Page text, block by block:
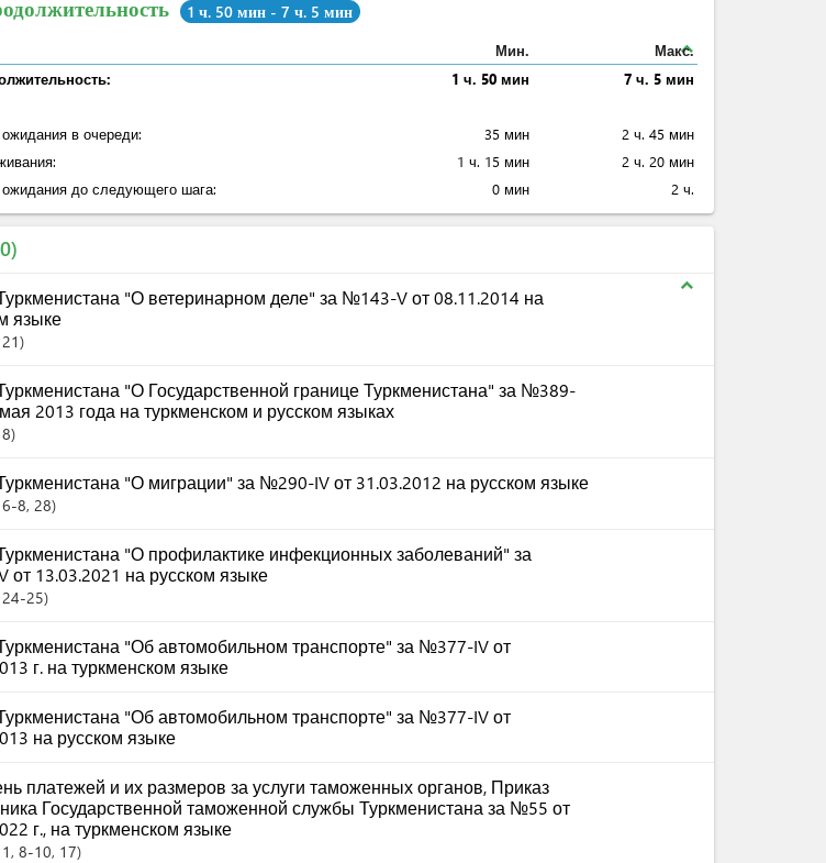
1 ч. 50 мин - 7 ч. 5 мин
expand_less
Мин.
Макс.
1 ч. 50 мин
7 ч. 5 мин
в очереди:
35 мин
2 ч. 45 мин
1 ч. 15 мин
2 ч. 20 мин
ожидания до следующего шага:
0 мин 2 ч.
expand_less
Туркменистана "О ветеринарном деле" за №143-V от 08.11.2014 на
языке
21
Туркменистана "О Государственной границе Туркменистана" за №389-
мая 2013 года на туркменском и русском языках
8
Туркменистана "О миграции" за №290-IV от 31.03.2012 на русском языке
6-8, 28
Туркменистана "О профилактике инфекционных заболеваний" за
от 13.03.2021 на русском языке
24-25
Туркменистана "Об автомобильном транспорте" за №377-IV от
г. на туркменском языке
Туркменистана "Об автомобильном транспорте" за №377-IV от
на русском языке
платежей и их размеров за услуги таможенных органов, Приказ
Государственной таможенной службы Туркменистана за №55 от
г., на туркменском языке
1 , 8-10, 17